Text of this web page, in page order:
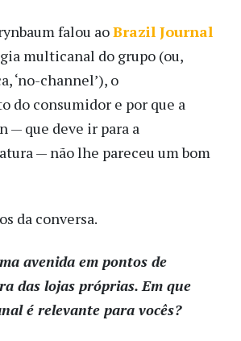
falou aoBrazil Journal
multicanal do grupo (ou,
‘no-channel’), o
do consumidor e por que a
— que deve ir para a
— não lhe pareceu um bom
da conversa.
avenida em pontos de
das lojas próprias. Em que
é relevante para vocês?